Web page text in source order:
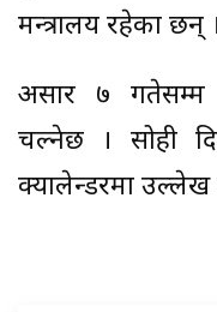
मन्त्रालय रहेका छन् ।
असार ७
चल्नेछ । सोही
क्यालेन्डरमा उल्लेख